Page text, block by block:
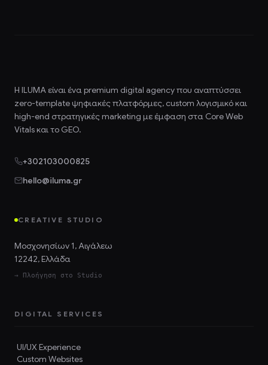
Η ILUMA είναι ένα premium digital agencyπου αναπτύσσει
zero-template ψηφιακές πλατφόρμες, custom λογισμικό και
high-end στρατηγικές marketing με έμφαση στα Core Web
Vitals και το GEO.
+302103000825
hello@iluma.gr
CREATIVE STUDIO
Μοσχονησίων 1, Αιγάλεω
12242, Ελλάδα
→ Πλοήγηση στο Studio
DIGITAL SERVICES
UI/UX Experience
Custom Websites